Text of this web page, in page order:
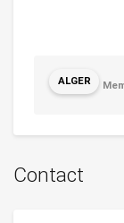
ALGER
Contact